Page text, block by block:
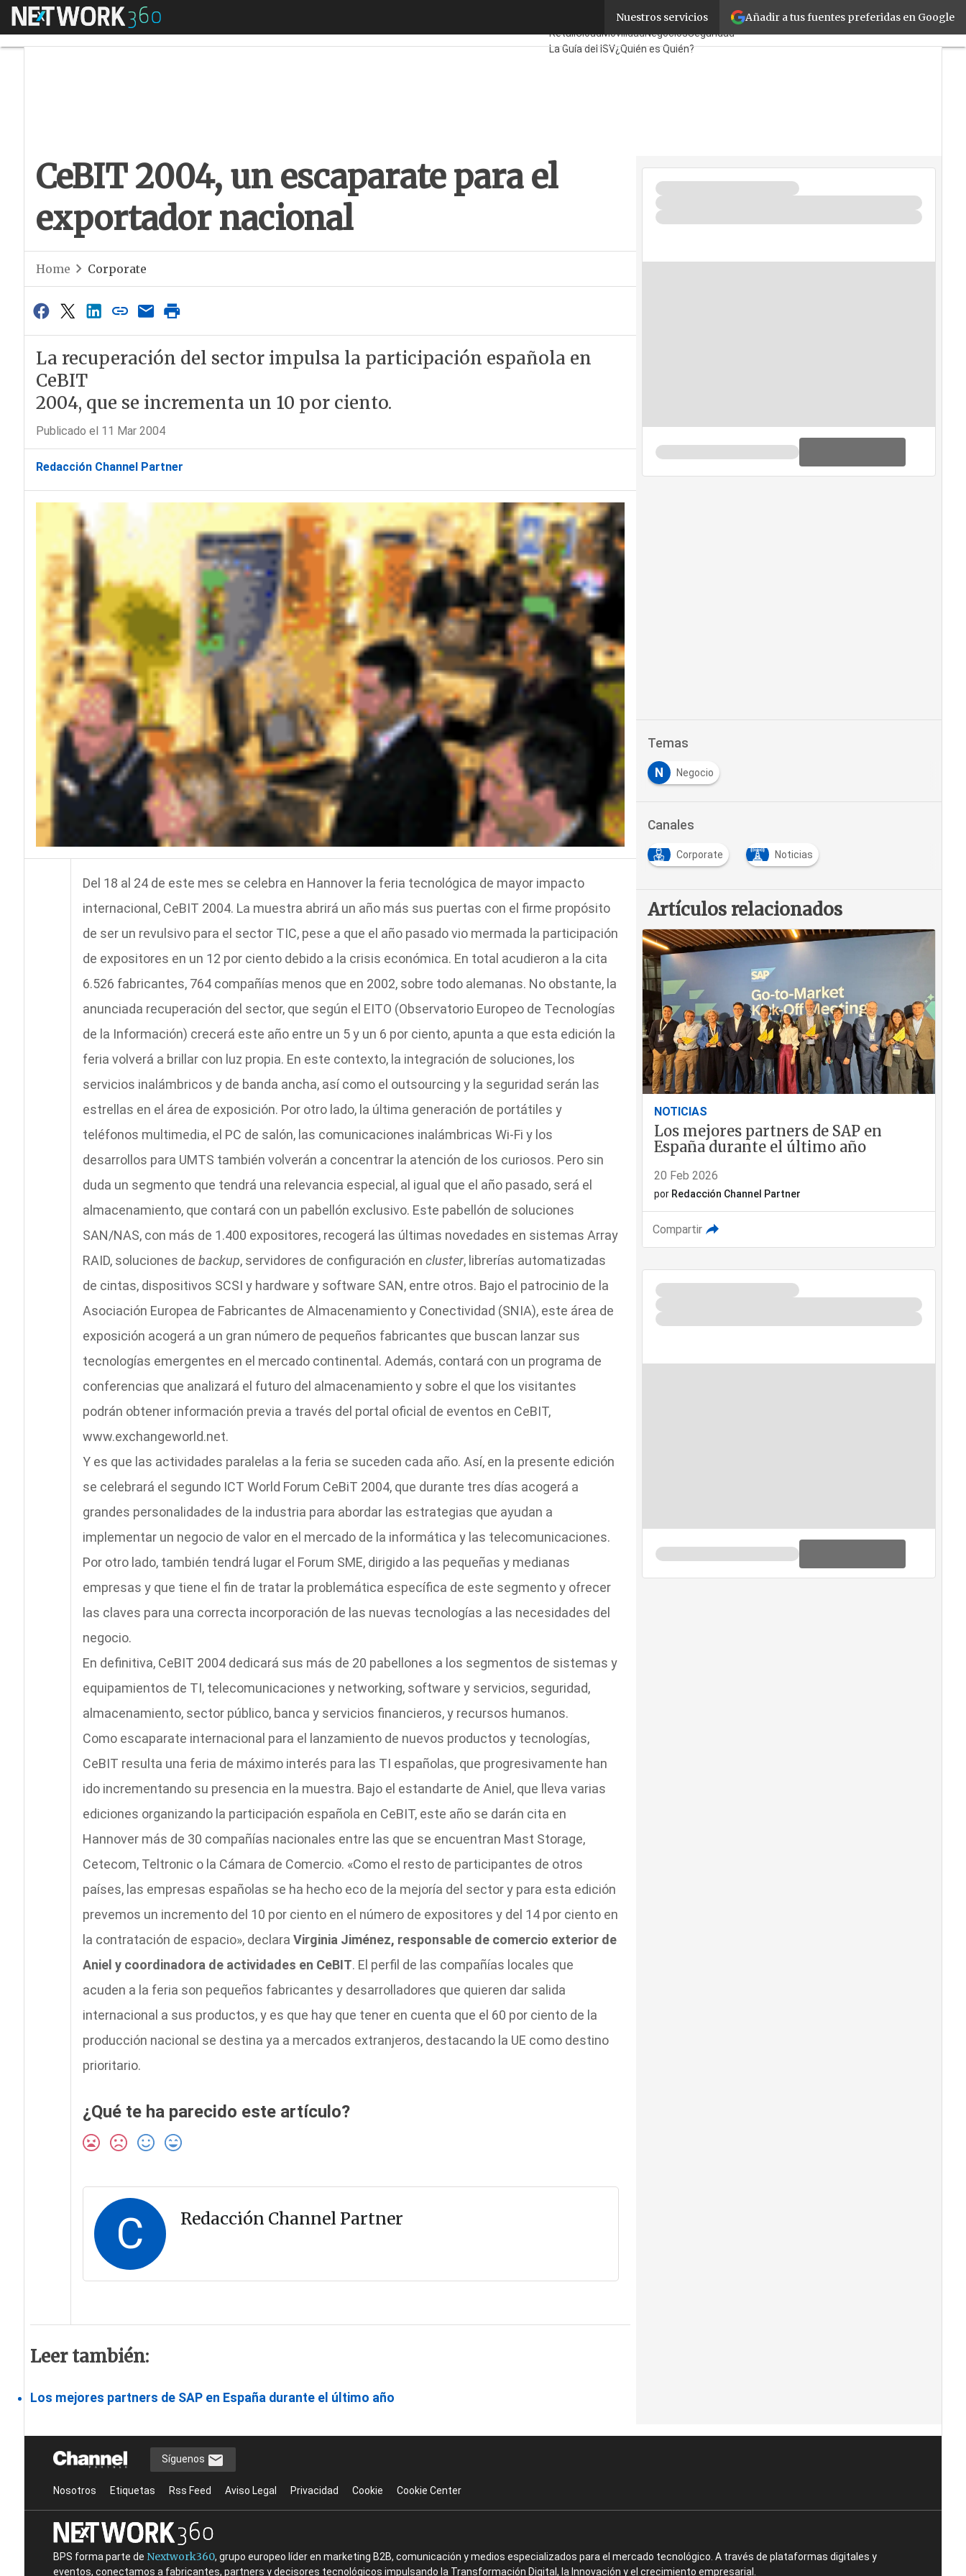
Añadir a tus fuentes preferidas en Google
Nuestros servicios
Menú MayoristasTicPymesCorporate
RetailCloudMovilidadNegociosSeguridad
La Guía del ISV¿Quién es Quién?
CeBIT 2004, un escaparate para el
exportador nacional
Home Corporate
La recuperación del sector impulsa la participación española en
CeBIT
2004, que se incrementa un 10 por ciento.
Publicado el 11 Mar 2004
Redacción Channel Partner
Del 18 al 24 de este mes se celebra en Hannover la feria tecnológica de mayor impacto
internacional, CeBIT 2004. La muestra abrirá un año más sus puertas con el firme propósito
de ser un revulsivo para el sector TIC, pese a que el año pasado vio mermada la participación
de expositores en un 12 por ciento debido a la crisis económica. En total acudieron a la cita
6.526 fabricantes, 764 compañías menos que en 2002, sobre todo alemanas. No obstante, la
anunciada recuperación del sector, que según el EITO (Observatorio Europeo de Tecnologías
de la Información) crecerá este año entre un 5 y un 6 por ciento, apunta a que esta edición la
feria volverá a brillar con luz propia. En este contexto, la integración de soluciones, los
servicios inalámbricos y de banda ancha, así como el outsourcing y la seguridad serán las
estrellas en el área de exposición. Por otro lado, la última generación de portátiles y
teléfonos multimedia, el PC de salón, las comunicaciones inalámbricas Wi-Fi y los
desarrollos para UMTS también volverán a concentrar la atención de los curiosos. Pero sin
duda un segmento que tendrá una relevancia especial, al igual que el año pasado, será el
almacenamiento, que contará con un pabellón exclusivo. Este pabellón de soluciones
SAN/NAS, con más de 1.400 expositores, recogerá las últimas novedades en sistemas Array
RAID, soluciones de backup, servidores de configuración en cluster, librerías automatizadas
de cintas, dispositivos SCSI y hardware y software SAN, entre otros. Bajo el patrocinio de la
Asociación Europea de Fabricantes de Almacenamiento y Conectividad (SNIA), este área de
exposición acogerá a un gran número de pequeños fabricantes que buscan lanzar sus
tecnologías emergentes en el mercado continental. Además, contará con un programa de
conferencias que analizará el futuro del almacenamiento y sobre el que los visitantes
podrán obtener información previa a través del portal oficial de eventos en CeBIT,
www.exchangeworld.net.
Y es que las actividades paralelas a la feria se suceden cada año. Así, en la presente edición
se celebrará el segundo ICT World Forum CeBiT 2004, que durante tres días acogerá a
grandes personalidades de la industria para abordar las estrategias que ayudan a
implementar un negocio de valor en el mercado de la informática y las telecomunicaciones.
Por otro lado, también tendrá lugar el Forum SME, dirigido a las pequeñas y medianas
empresas y que tiene el fin de tratar la problemática específica de este segmento y ofrecer
las claves para una correcta incorporación de las nuevas tecnologías a las necesidades del
negocio.
En definitiva, CeBIT 2004 dedicará sus más de 20 pabellones a los segmentos de sistemas y
equipamientos de TI, telecomunicaciones y networking, software y servicios, seguridad,
almacenamiento, sector público, banca y servicios financieros, y recursos humanos.
Como escaparate internacional para el lanzamiento de nuevos productos y tecnologías,
CeBIT resulta una feria de máximo interés para las TI españolas, que progresivamente han
ido incrementando su presencia en la muestra. Bajo el estandarte de Aniel, que lleva varias
ediciones organizando la participación española en CeBIT, este año se darán cita en
Hannover más de 30 compañías nacionales entre las que se encuentran Mast Storage,
Cetecom, Teltronic o la Cámara de Comercio. «Como el resto de participantes de otros
países, las empresas españolas se ha hecho eco de la mejoría del sector y para esta edición
prevemos un incremento del 10 por ciento en el número de expositores y del 14 por ciento en
la contratación de espacio», declara Virginia Jiménez, responsable de comercio exterior de
Aniel y coordinadora de actividades en CeBIT. El perfil de las compañías locales que
acuden a la feria son pequeños fabricantes y desarrolladores que quieren dar salida
internacional a sus productos, y es que hay que tener en cuenta que el 60 por ciento de la
producción nacional se destina ya a mercados extranjeros, destacando la UE como destino
prioritario.
¿Qué te ha parecido este artículo?
C Redacción Channel Partner
Leer también:
Los mejores partners de SAP en España durante el último año
Temas
N Negocio
Canales
Corporate Noticias
Artículos relacionados
NOTICIAS
Los mejores partners de SAP en
España durante el último año
20 Feb 2026
por Redacción Channel Partner
Compartir
Síguenos
Nosotros Etiquetas Rss Feed Aviso Legal Privacidad Cookie Cookie Center
BPS forma parte de Nextwork360, grupo europeo líder en marketing B2B, comunicación y medios especializados para el mercado tecnológico. A través de plataformas digitales y
eventos, conectamos a fabricantes, partners y decisores tecnológicos impulsando la Transformación Digital, la Innovación y el crecimiento empresarial.